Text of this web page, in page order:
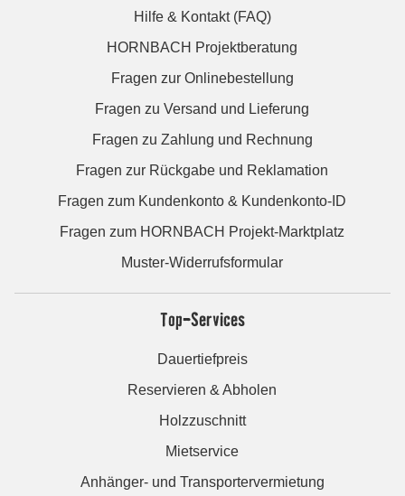
Hilfe & Kontakt (FAQ)
HORNBACH Projektberatung
Fragen zur Onlinebestellung
Fragen zu Versand und Lieferung
Fragen zu Zahlung und Rechnung
Fragen zur Rückgabe und Reklamation
Fragen zum Kundenkonto & Kundenkonto-ID
Fragen zum HORNBACH Projekt-Marktplatz
Muster-Widerrufsformular
Top-Services
Dauertiefpreis
Reservieren & Abholen
Holzzuschnitt
Mietservice
Anhänger- und Transportervermietung